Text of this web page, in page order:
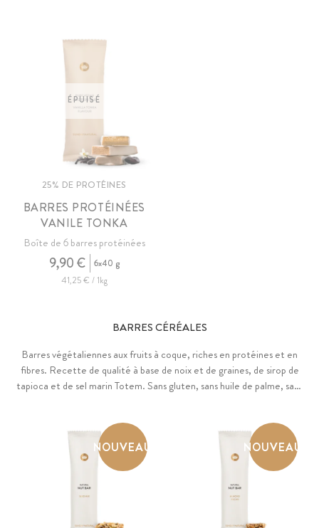
ÉPUISÉ
25% DE PROTÉINES
BARRES PROTÉINÉES
VANILE TONKA
Boîte de 6 barres protéinées
9,90 €
6x40 g
41,25 € / 1kg
BARRES CÉRÉALES
Barres végétaliennes aux fruits à coque, riches en protéines et en
fibres. Recette de qualité à base de noix et de graines, de sirop de
tapioca et de sel marin Totem. Sans gluten, sans huile de palme, sans
variétés Seed Mix, Almond Pecan, Hazelnut Cinnamon et Coconut
Cocoa.
NOUVEAU NOUVEAU